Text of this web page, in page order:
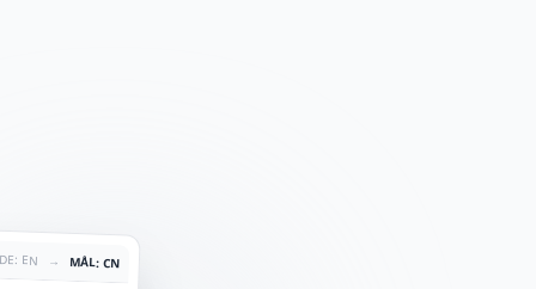
EN → MÅL: CN